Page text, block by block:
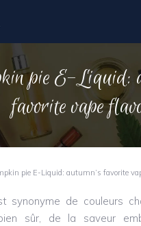
pie E-Liquid:
favorite vape
pie E-Liquid: autumn’s favorite
synonyme de couleurs
sûr, de la saveur